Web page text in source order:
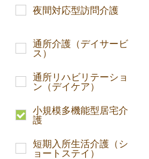
夜間対応型訪問介護
通所介護（デイサービ
ス）
通所リハビリテーショ
ン（デイケア）
小規模多機能型居宅介
護
短期入所生活介護（シ
ョートステイ）